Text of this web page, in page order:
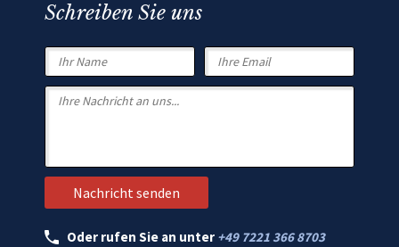
Schreiben Sie uns
Oder rufen Sie an unter +49 7221 366 8703